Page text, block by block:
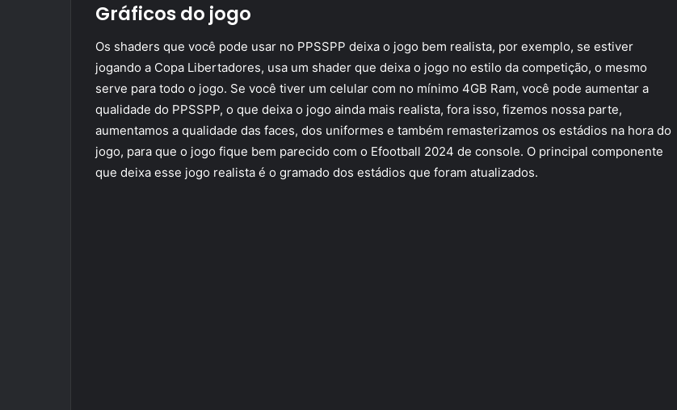
Gráficos do jogo
Os shaders que você pode usar no PPSSPP deixa o jogo bem realista, por exemplo, se estiver
jogando a Copa Libertadores, usa um shader que deixa o jogo no estilo da competição, o mesmo
serve para todo o jogo. Se você tiver um celular com no mínimo 4GB Ram, você pode aumentar a
qualidade do PPSSPP, o que deixa o jogo ainda mais realista, fora isso, fizemos nossa parte,
aumentamos a qualidade das faces, dos uniformes e também remasterizamos os estádios na hora do
jogo, para que o jogo fique bem parecido com o Efootball 2024 de console. O principal componente
que deixa esse jogo realista é o gramado dos estádios que foram atualizados.